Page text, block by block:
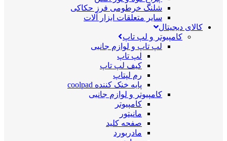
شلنگ خرطومی فرز حکاکی
سایر متعلقات ابزار آلات
کالای دیجیتال
کامپیوتر و لپ تاپ
لپ تاپ و لوازم جانبی
لپ تاپ
کیف لپ تاپ
رم لپتاپ
پایه خنک کننده coolpad
کامپیوتر و لوازم جانبی
کامپیوتر
مانیتور
صفحه کلید
مادربورد